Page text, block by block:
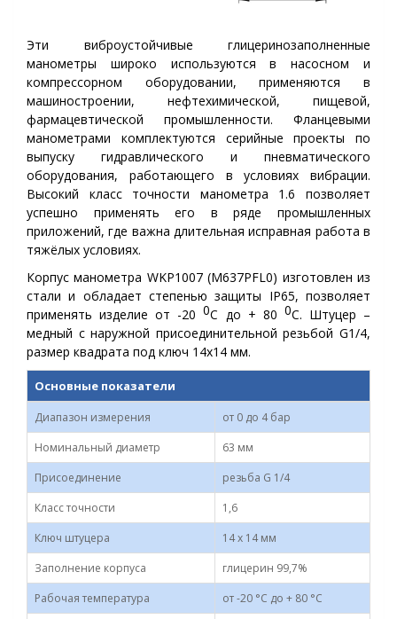
Эти виброустойчивые глицеринозаполненные
манометры широко используются в насосном и
компрессорном оборудовании, применяются в
машиностроении, нефтехимической, пищевой,
фармацевтической промышленности. Фланцевыми
манометрами комплектуются серийные проекты по
выпуску гидравлического и пневматического
оборудования, работающего в условиях вибрации.
Высокий класс точности манометра 1.6 позволяет
успешно применять его в ряде промышленных
приложений, где важна длительная исправная работа в
тяжёлых условиях.
Корпус манометра WKP1007 (M637PFL0) изготовлен из
стали и обладает степенью защиты IP65, позволяет
применять изделие от -200С до + 80 0С. Штуцер –
медный с наружной присоединительной резьбой G1/4,
размер квадрата под ключ 14х14 мм.
Основные показатели
Диапазон измерения
от 0 до 4 бар
Номинальный диаметр
63 мм
Присоединение
резьба G 1/4
Класс точности
1,6
Ключ штуцера
14 х 14 мм
Заполнение корпуса
глицерин 99,7%
Рабочая температура
от -20 °С до + 80 °С